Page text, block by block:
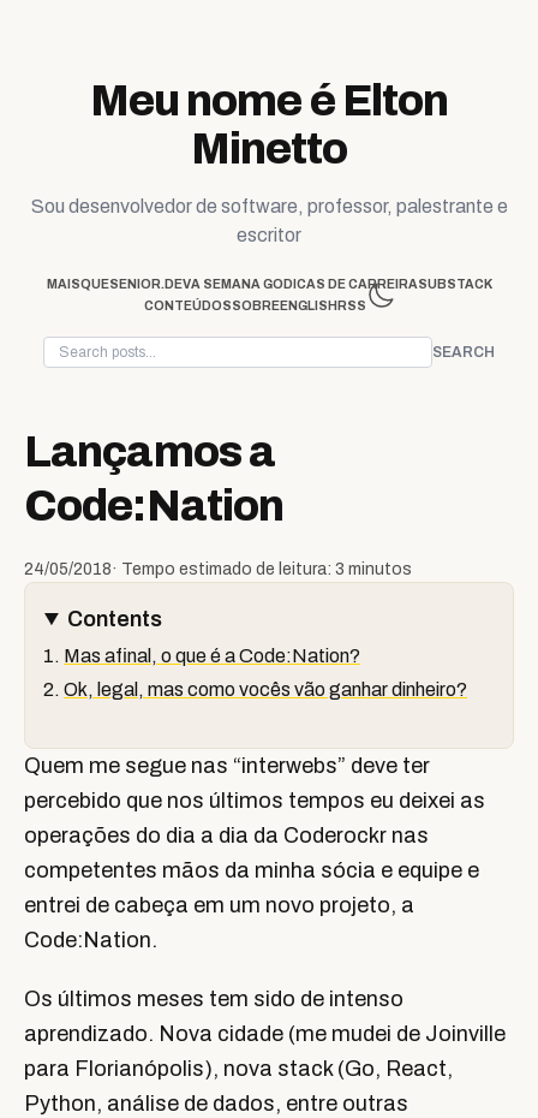
Meu nome é Elton
Minetto
Sou desenvolvedor de software, professor, palestrante e
escritor
MAISQUESENIOR.DEVA SEMANA GO DICAS DE CARREIRASUBSTACK
CONTEÚDOSSOBREENGLISH RSS
SEARCH
Lançamos a
Code:Nation
24/05/2018· Tempo estimado de leitura: 3 minutos
Contents
Mas afinal, o que é a Code:Nation?
Ok, legal, mas como vocês vão ganhar dinheiro?
Quem me segue nas “interwebs” deve ter
percebido que nos últimos tempos eu deixei as
operações do dia a dia da Coderockr nas
competentes mãos da minha sócia e equipe e
entrei de cabeça em um novo projeto, a
Code:Nation.
Os últimos meses tem sido de intenso
aprendizado. Nova cidade (me mudei de Joinville
para Florianópolis), nova stack (Go, React,
Python, análise de dados, entre outras